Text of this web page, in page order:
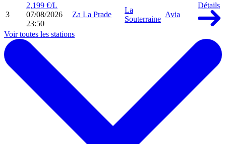
3
2,199 €/L
07/08/2026
23:50
Za La Prade
La
Souterraine
Avia
Détails
Voir toutes les stations